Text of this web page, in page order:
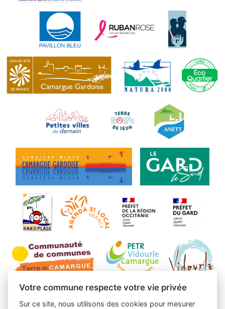
Votre commune respecte votre vie privée
Sur ce site, nous utilisons des cookies pour mesurer